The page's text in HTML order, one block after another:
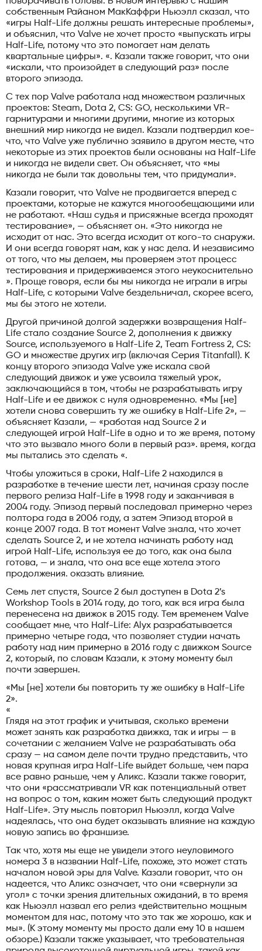
собственным Райаном МакКаффри Ньюэлл сказал, что
«игры Half-Life должны решать интересные проблемы»,
и объяснил, что Valve не хочет просто «выпускать игры
Half-Life, потому что это помогает нам делать
квартальные цифры». «. Казали также говорит, что они
«искали, что произойдет в следующий раз» после
второго эпизода.
С тех пор Valve работала над множеством различных
проектов: Steam, Dota 2, CS: GO, несколькими VR-
гарнитурами и многими другими, многие из которых
внешний мир никогда не видел. Казали подтвердил кое-
что, что Valve уже публично заявило в другом месте, что
некоторые из этих проектов были основаны на Half-Life
и никогда не видели свет. Он объясняет, что «мы
никогда не были так довольны тем, что придумали».
Казали говорит, что Valve не продвигается вперед с
проектами, которые не кажутся многообещающими или
не работают. «Наш судья и присяжные всегда проходят
тестирование», — объясняет он. «Это никогда не
исходит от нас. Это всегда исходит от кого-то снаружи.
И они всегда говорят нам, как у нас дела. И независимо
от того, что мы делаем, мы проверяем этот процесс
тестирования и придерживаемся этого неукоснительно
». Проще говоря, если бы мы никогда не играли в игры
Half-Life, с которыми Valve бездельничал, скорее всего,
мы бы этого не хотели.
Другой причиной долгой задержки возвращения Half-
Life стало создание Source 2, дополнения к движку
Source, используемого в Half-Life 2, Team Fortress 2, CS:
GO и множестве других игр (включая Серия Titanfall). К
концу второго эпизода Valve уже искала свой
следующий движок и уже усвоила тяжелый урок,
заключающийся в том, чтобы не разрабатывать игру
Half-Life и ее движок с нуля одновременно. «Мы [не]
хотели снова совершить ту же ошибку в Half-Life 2», —
объясняет Казали, — «работая над Source 2 и
следующей игрой Half-Life в одно и то же время, потому
что это вызвало много боли в первый раз». время, когда
мы пытались это сделать «.
Чтобы уложиться в сроки, Half-Life 2 находился в
разработке в течение шести лет, начиная сразу после
первого релиза Half-Life в 1998 году и заканчивая в
2004 году. Эпизод первый последовал примерно через
полтора года в 2006 году, а затем Эпизод второй в
конце 2007 года. В тот момент Valve знала, что хочет
сделать Source 2, и не хотела начинать работу над
игрой Half-Life, используя ее до того, как она была
готова, — и знала, что она все еще хотела этого
продолжения. оказать влияние.
Семь лет спустя, Source 2 был доступен в Dota 2’s
Workshop Tools в 2014 году, до того, как вся игра была
перенесена на движок в 2015 году. Тем временем Valve
сообщает мне, что Half-Life: Alyx разрабатывается
примерно четыре года, что позволяет студии начать
работу над ним примерно в 2016 году с движком Source
2, который, по словам Казали, к этому моменту был
почти завершен.
«Мы [не] хотели бы повторить ту же ошибку в Half-Life
2».
«
Глядя на этот график и учитывая, сколько времени
может занять как разработка движка, так и игры — в
сочетании с желанием Valve не разрабатывать оба
сразу — на самом деле почти трудно представить, что
новая крупная игра Half-Life выйдет больше, чем пара
все равно раньше, чем у Аликс. Казали также говорит,
что они «рассматривали VR как потенциальный ответ
на вопрос о том, каким может быть следующий продукт
Half-Life». Эту мысль повторил Ньюэлл, когда Valve
надеялась, что она будет оказывать влияние на каждую
новую запись во франшизе.
Так что, хотя мы еще не увидели этого неуловимого
номера 3 в названии Half-Life, похоже, это может стать
началом новой эры для Valve. Казали говорит, что он
надеется, что Аликс означает, что они «свернули за
угол» с точки зрения длительных ожиданий, в то время
как Ньюэлл назвал его релиз «действительно мощным
моментом для нас, потому что это так же хорошо, как и
мы». (К этому моменту мы просто дали ему 10 в нашем
обзоре.) Казали также указывает, что требовательная